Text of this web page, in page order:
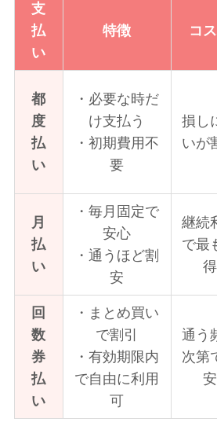
支
払
い
特徴 コ
都
度
払
い
・必要な時だ
け支払う
・初期費用不
要
損し
いが
月
払
い
・毎月固定で
安心
・通うほど割
安
継続
で最
得
回
数
券
払
い
・まとめ買い
で割引
・有効期限内
で自由に利用
可
通う
次第
安